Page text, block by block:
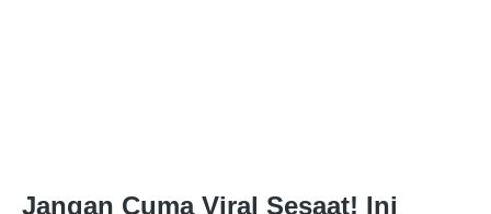
Jangan Cuma Viral Sesaat! Ini